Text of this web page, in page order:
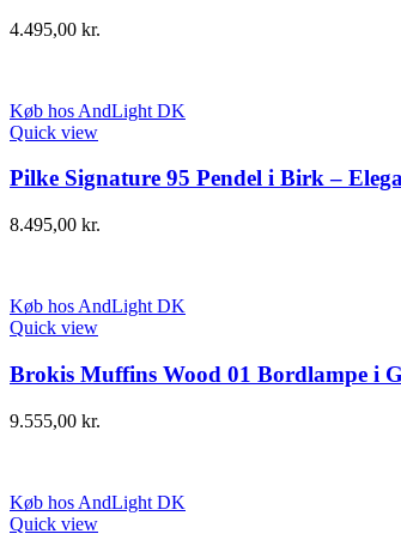
4.495,00 kr.
Køb hos AndLight DK
Quick view
Pilke Signature 95 Pendel i Birk –
8.495,00 kr.
Køb hos AndLight DK
Quick view
Brokis Muffins Wood 01 Bordlampe i
9.555,00 kr.
Køb hos AndLight DK
Quick view